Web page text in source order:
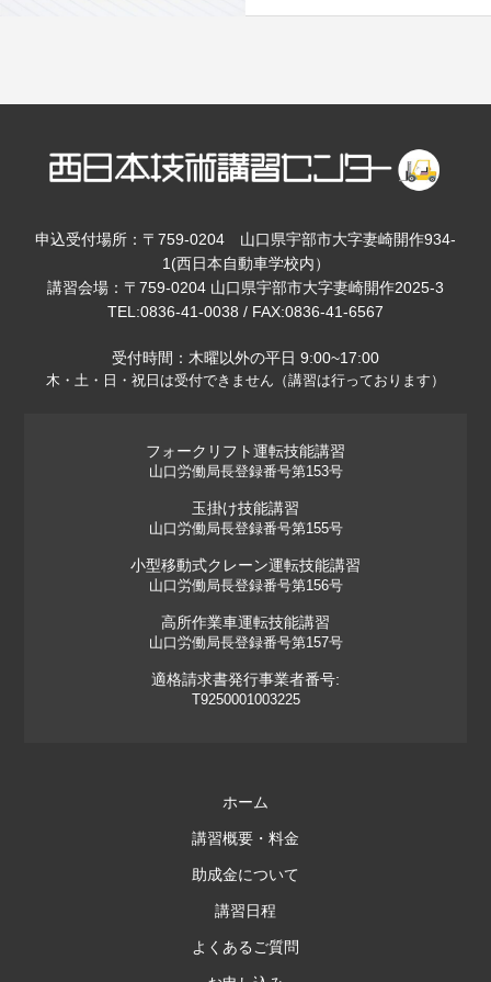
申込受付場所：〒759-0204 山口県宇部市大字妻崎開作934-
1(西日本自動車学校内）
講習会場：〒759-0204 山口県宇部市大字妻崎開作2025-3
TEL:0836-41-0038 / FAX:0836-41-6567
受付時間：木曜以外の平日 9:00~17:00
木・土・日・祝日は受付できません（講習は行っております）
フォークリフト運転技能講習
山口労働局長登録番号第153号
玉掛け技能講習
山口労働局長登録番号第155号
小型移動式クレーン運転技能講習
山口労働局長登録番号第156号
高所作業車運転技能講習
山口労働局長登録番号第157号
適格請求書発行事業者番号:
T9250001003225
ホーム
講習概要・料金
助成金について
講習日程
よくあるご質問